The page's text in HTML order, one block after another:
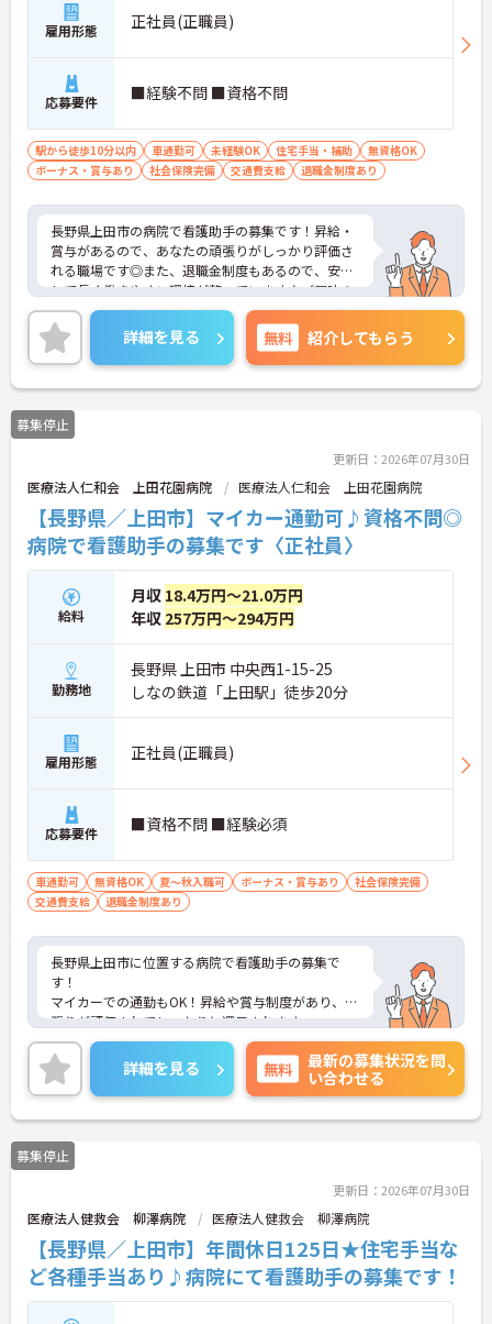
雇用形態 正社員(正職員)
応募要件 ■経験不問 ■資格不問
駅から徒歩10分以内 車通勤可 未経験OK 住宅手当・補助
無資格OK
ボーナス・賞与あり
社会保険完備 交通費支給 退職金制度あり
長野県上田市の病院で看護助手の募集です！昇給・
賞与があるので、あなたの頑張りがしっかり評価さ
れる職場です◎また、退職金制度もあるので、安心
して長く働きやすい環境が整っています♪ご興味の
ある方は、面接ポイントをお伝えしますので、お気
軽にご連絡ください。
詳細を見る 無料 紹介してもらう
募集停止
更新日：2026年07月30日
医療法人仁和会 上田花園病院 医療法人仁和会 上田花園病院
【長野県／上田市】マイカー通勤可♪資格不問◎
病院で看護助手の募集です〈正社員〉
給料
月収 18.4万円～21.0万円
年収 257万円～294万円
勤務地
長野県 上田市 中央西1-15-25
しなの鉄道「上田駅」徒歩20分
雇用形態 正社員(正職員)
応募要件 ■資格不問 ■経験必須
車通勤可 無資格OK 夏～秋入職可 ボーナス・賞与あり
社会保険完備
交通費支給
退職金制度あり
長野県上田市に位置する病院で看護助手の募集で
す！
マイカーでの通勤もOK！昇給や賞与制度があり、頑
張りが評価されてしっかりと還元されます。フォロ
ー体制もあり、経験に関わらず安心してスタートで
きます。
こちらの求人にご興味がございましたら面接のポイ
ントもお伝えしますので是非ご応募お待ちしており
ます。
詳細を見る 無料
最新の募集状況を問
い合わせる
募集停止
更新日：2026年07月30日
医療法人健救会 柳澤病院 医療法人健救会 柳澤病院
【長野県／上田市】年間休日125日★住宅手当な
ど各種手当あり♪病院にて看護助手の募集です！